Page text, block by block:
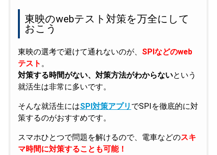
東映のwebテスト対策を万全にして
おこう
東映の選考で避けて通れないのが、 SPIなどのweb
テスト 。
対策する時間がない、対策方法がわからないという
就活生は非常に多いです。
そんな就活生にはSPI対策アプリ でSPIを徹底的に対
策するのがおすすめです。
スマホひとつで問題を解けるので、電車などのスキ
マ時間に対策することも可能！